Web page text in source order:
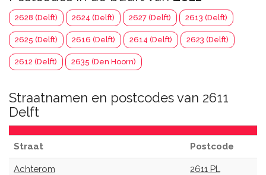
2628 (Delft) 2624 (Delft) 2627 (Delft) 2613 (Delft)
2625 (Delft) 2616 (Delft) 2614 (Delft) 2623 (Delft)
2612 (Delft) 2635 (Den Hoorn)
Straatnamen en postcodes van 2611
Delft
Straat Postcode
Achterom 2611 PL